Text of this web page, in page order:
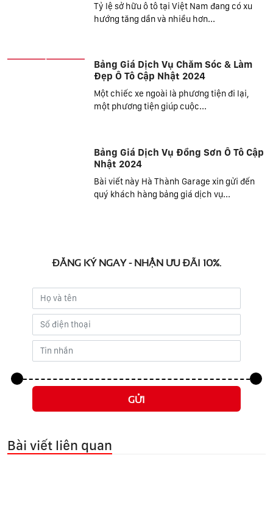
Tỷ lệ sở hữu ô tô tại Việt Nam đang có xu
hướng tăng dần và nhiều hơn...
Bảng Giá Dịch Vụ Chăm Sóc & Làm
Đẹp Ô Tô Cập Nhật 2024
Một chiếc xe ngoài là phương tiện đi lại,
một phương tiện giúp cuộc...
Bảng Giá Dịch Vụ Đồng Sơn Ô Tô Cập
Nhật 2024
Bài viết này Hà Thành Garage xin gửi đến
quý khách hàng bảng giá dịch vụ...
ĐĂNG KÝ NGAY - NHẬN ƯU ĐÃI 10%.
GỬI
Bài viết liên quan